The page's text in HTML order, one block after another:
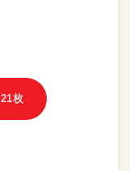
21枚